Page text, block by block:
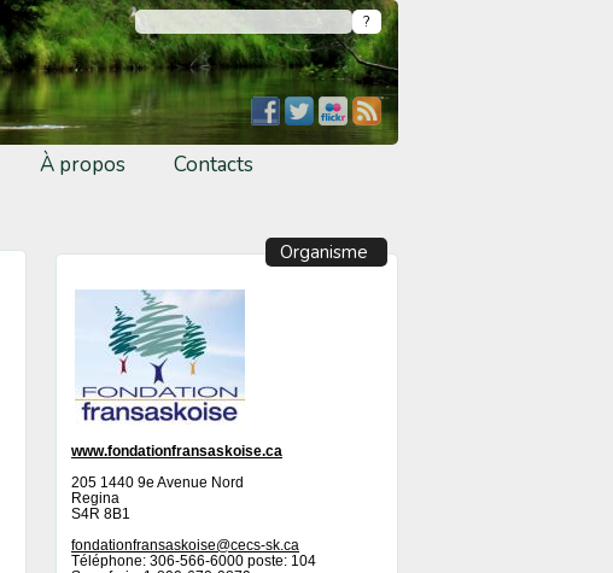
À propos Contacts
Organisme
www.fondationfransaskoise.ca
205 1440 9e Avenue Nord
Regina
S4R 8B1
fondationfransaskoise@cecs-sk.ca
Téléphone: 306-566-6000 poste: 104